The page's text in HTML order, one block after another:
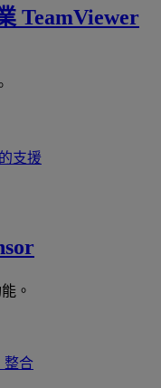
TeamViewer
支援
。
整合